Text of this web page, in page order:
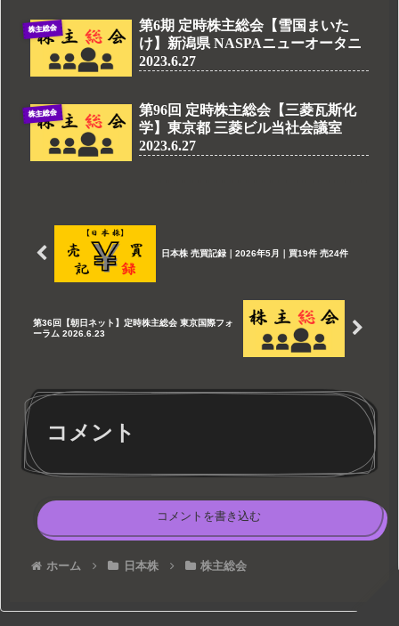
株主総会
第6期 定時株主総会【雪国まいた
け】新潟県 NASPAニューオータニ
2023.6.27
株主総会
第96回 定時株主総会【三菱瓦斯化
学】東京都 三菱ビル当社会議室
2023.6.27
日本株 売買記録｜2026年5月｜買19件 売24件
第36回【朝日ネット】定時株主総会 東京国際フォ
ーラム 2026.6.23
コメント
コメントを書き込む
ホーム 日本株 株主総会